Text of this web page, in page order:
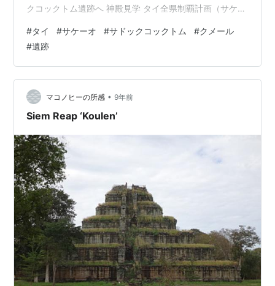
クコックトム遺跡へ 神殿見学 タイ全県制覇計画（サケー
トム」 サケーオ県の東、ほぼカンボジアとの国境に位置
する場所に「プラサート・サドックコックトム」
（ปราสาทสด๊กก๊อกธม）というクメール遺跡があります。
（サドックコークトムと表記されることも）タイ国政府
観光局公式サイトの説明では、 タイ東部サケーオ県に位
置するヒンドゥー遺跡。サ…
#タイ #サケーオ #サドックコックトム #クメール
#遺跡
マコノヒーの所感 • 9年前
Siem Reap ‘Koulen’